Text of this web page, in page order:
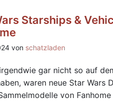
Starships &
von schatzladen
gar nicht so auf
waren neue Star Wars
von Fanhome